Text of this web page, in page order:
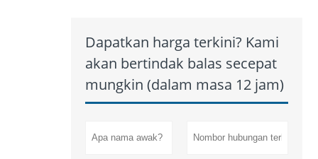
Dapatkan harga terkini? Kami
akan bertindak balas secepat
mungkin (dalam masa 12 jam)